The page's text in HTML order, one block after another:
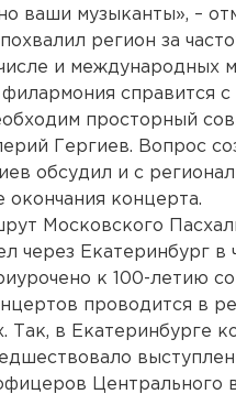
ваши музыканты», –
регион за
и международных
справится
просторный
Гергиев. Вопрос
обсудил и с
окончания концерта.
Московского
через Екатеринбург
к 100-летию
проводится в
Так, в Екатеринбурге
Центрального